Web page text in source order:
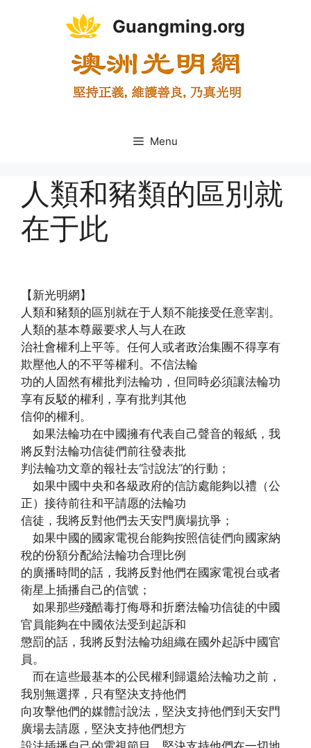
Guangming.org
Menu
人類和豬類的區別就
在于此
【新光明網】
人類和豬類的區別就在于人類不能接受任意宰割。
人類的基本尊嚴要求人与人在政
治社會權利上平等。任何人或者政治集團不得享有
欺壓他人的不平等權利。不信法輪
功的人固然有權批判法輪功，但同時必須讓法輪功
享有反駁的權利，享有批判其他
信仰的權利。
如果法輪功在中國擁有代表自己聲音的報紙，我
將反對法輪功信徒們前往發表批
判法輪功文章的報社去“討說法”的行動；
如果中國中央和各級政府的信訪處能夠以禮（公
正）接待前往和平請愿的法輪功
信徒，我將反對他們去天安門廣場抗爭；
如果中國的國家電視台能夠按照信徒們向國家納
稅的份額分配給法輪功合理比例
的廣播時間的話，我將反對他們在國家電視台或者
衛星上插播自己的信號；
如果那些殘酷毒打侮辱和折磨法輪功信徒的中國
官員能夠在中國依法受到起訴和
懲罰的話，我將反對法輪功組織在國外起訴中國官
員。
而在這些最基本的公民權利歸還給法輪功之前，
我別無選擇，只有堅決支持他們
向攻擊他們的媒體討說法，堅決支持他們到天安門
廣場去請愿，堅決支持他們想方